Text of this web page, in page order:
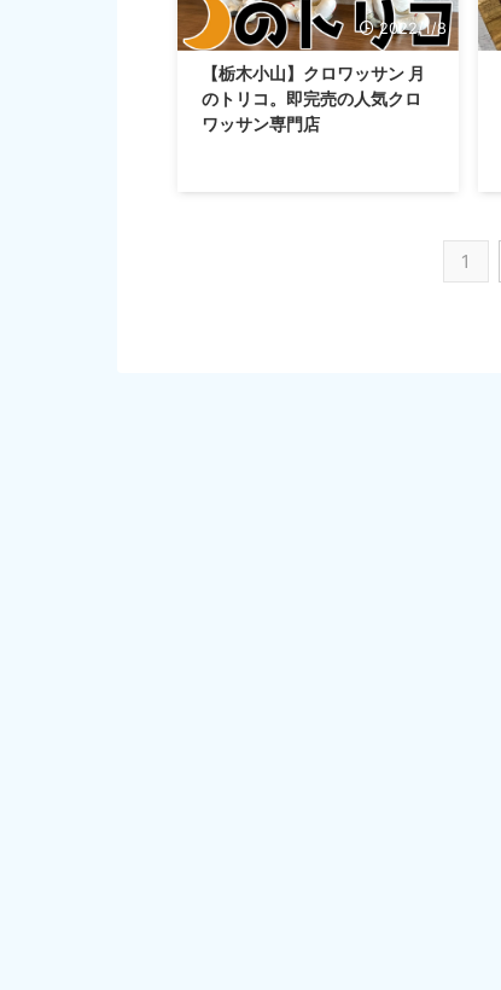
2022/1/8
【栃木小山】クロワッサン 月
のトリコ。即完売の人気クロ
ワッサン専門店
1